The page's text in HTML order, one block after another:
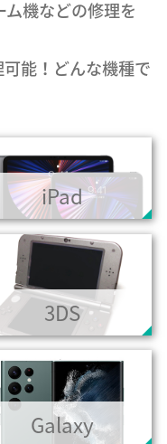
機などの修理を
能！どんな機種で
iPad
3DS
Galaxy